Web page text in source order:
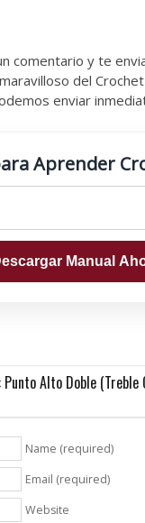
comentario y te
del
enviar
Aprender
Punto Alto Doble
Name (required)
Email (required)
Website